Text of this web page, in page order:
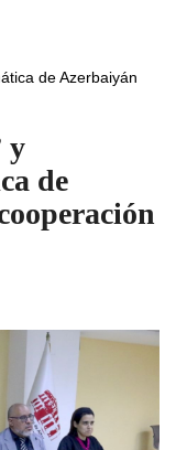
de Azerbaiyán
y
de